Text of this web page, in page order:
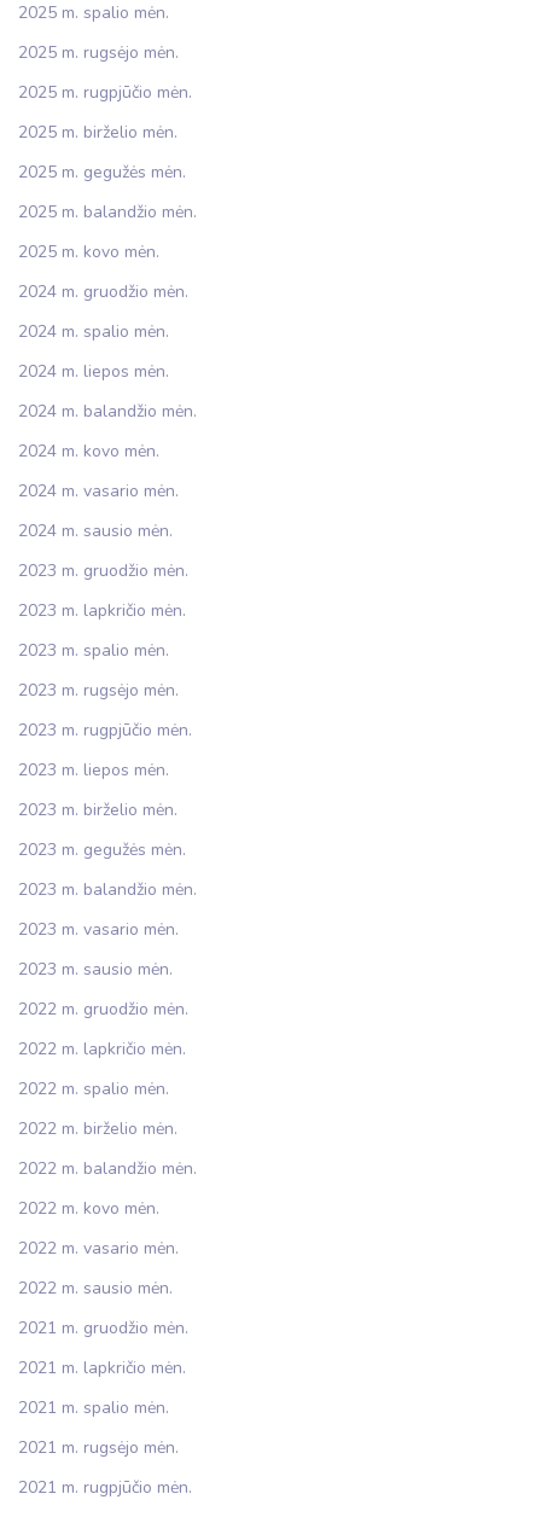
2025 m. spalio mėn.
2025 m. rugsėjo mėn.
2025 m. rugpjūčio mėn.
2025 m. birželio mėn.
2025 m. gegužės mėn.
2025 m. balandžio mėn.
2025 m. kovo mėn.
2024 m. gruodžio mėn.
2024 m. spalio mėn.
2024 m. liepos mėn.
2024 m. balandžio mėn.
2024 m. kovo mėn.
2024 m. vasario mėn.
2024 m. sausio mėn.
2023 m. gruodžio mėn.
2023 m. lapkričio mėn.
2023 m. spalio mėn.
2023 m. rugsėjo mėn.
2023 m. rugpjūčio mėn.
2023 m. liepos mėn.
2023 m. birželio mėn.
2023 m. gegužės mėn.
2023 m. balandžio mėn.
2023 m. vasario mėn.
2023 m. sausio mėn.
2022 m. gruodžio mėn.
2022 m. lapkričio mėn.
2022 m. spalio mėn.
2022 m. birželio mėn.
2022 m. balandžio mėn.
2022 m. kovo mėn.
2022 m. vasario mėn.
2022 m. sausio mėn.
2021 m. gruodžio mėn.
2021 m. lapkričio mėn.
2021 m. spalio mėn.
2021 m. rugsėjo mėn.
2021 m. rugpjūčio mėn.